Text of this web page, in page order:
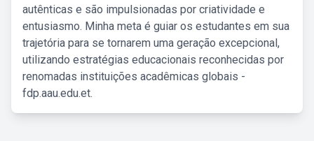
autênticas e são impulsionadas por criatividade e
entusiasmo. Minha meta é guiar os estudantes em sua
trajetória para se tornarem uma geração excepcional,
utilizando estratégias educacionais reconhecidas por
renomadas instituições acadêmicas globais -
fdp.aau.edu.et.